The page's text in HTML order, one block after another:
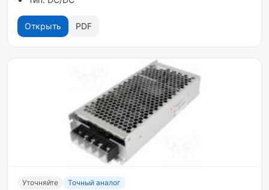
Открыть PDF
Уточняйте Точный аналог